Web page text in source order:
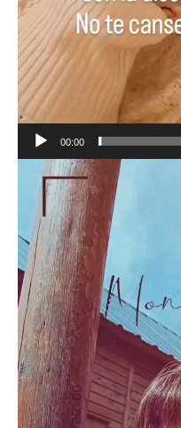
00:00
Reproductor
vídeo